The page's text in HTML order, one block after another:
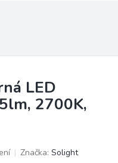
LED
2700K,
Značka: Solight